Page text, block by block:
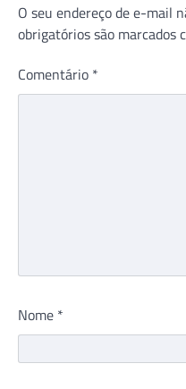
O seu endereço de e-mail
obrigatórios são marcados
Comentário *
Nome *